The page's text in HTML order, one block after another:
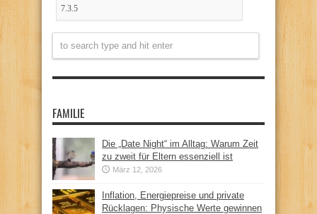
FAMILIE
Die „Date Night“ im Alltag: Warum Zeit
zu zweit für Eltern essenziell ist
März 12, 2026
Inflation, Energiepreise und private
Rücklagen: Physische Werte gewinnen